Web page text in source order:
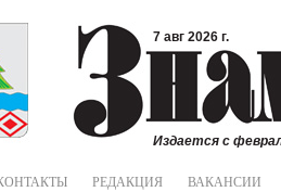
7 авг 2026 г.
Издается с
РЕДАКЦИЯ ВАКАНСИИ